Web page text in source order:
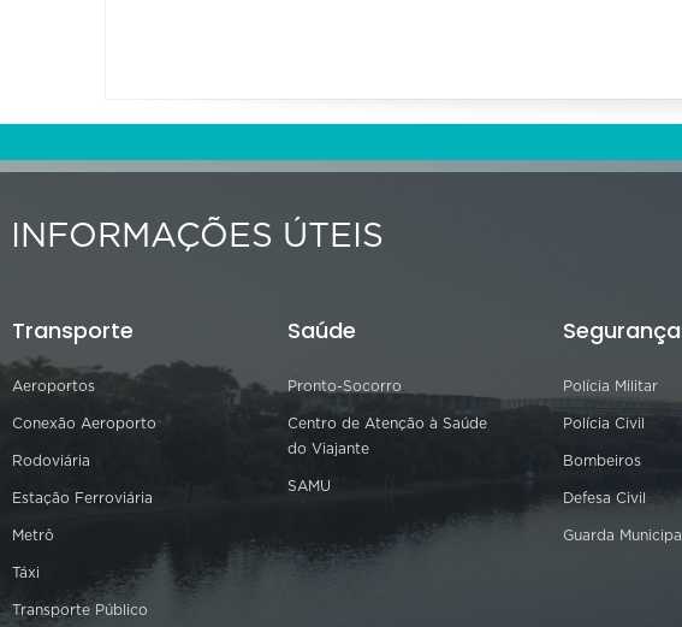
INFORMAÇÕES ÚTEIS
Transporte
Aeroportos
Conexão Aeroporto
Rodoviária
Estação Ferroviária
Metrô
Táxi
Transporte Público
Saúde
Pronto-Socorro
Centro de Atenção à Saúde
do Viajante
SAMU
Segurança
Polícia Militar
Polícia Civil
Bombeiros
Defesa Civil
Guarda Municipal